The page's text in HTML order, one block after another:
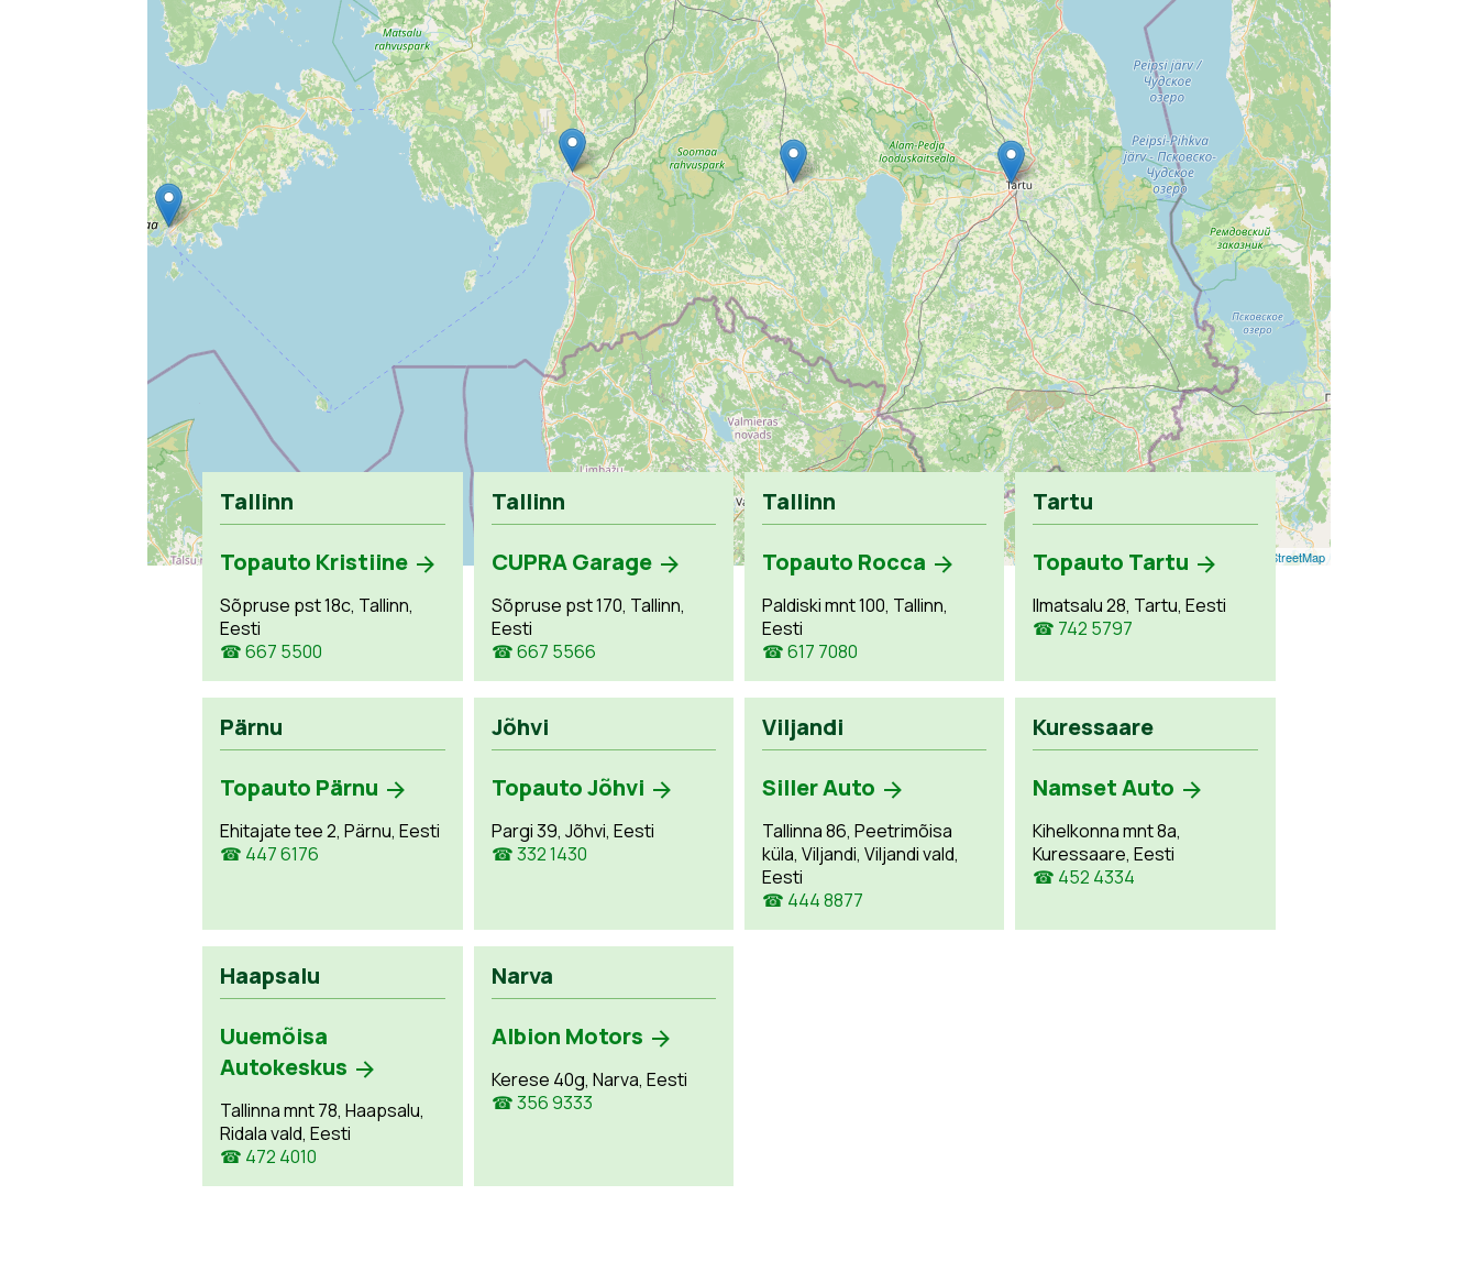
Leaflet OpenStreetMap
Tallinn
Topauto Kristiine
Sõpruse pst 18c, Tallinn,
Eesti
☎ 667 5500
Tallinn
CUPRA Garage
Sõpruse pst 170, Tallinn,
Eesti
☎ 667 5566
Tallinn
Topauto Rocca
Paldiski mnt 100, Tallinn,
Eesti
☎ 617 7080
Tartu
Topauto Tartu
Ilmatsalu 28, Tartu, Eesti
☎ 742 5797
Pärnu
Topauto Pärnu
Ehitajate tee 2, Pärnu, Eesti
☎ 447 6176
Jõhvi
Topauto Jõhvi
Pargi 39, Jõhvi, Eesti
☎ 332 1430
Viljandi
Siller Auto
Tallinna 86, Peetrimõisa
küla, Viljandi, Viljandi vald,
Eesti
☎ 444 8877
Kuressaare
Namset Auto
Kihelkonna mnt 8a,
Kuressaare, Eesti
☎ 452 4334
Haapsalu
Uuemõisa
Autokeskus
Tallinna mnt 78, Haapsalu,
Ridala vald, Eesti
☎ 472 4010
Narva
Albion Motors
Kerese 40g, Narva, Eesti
☎ 356 9333